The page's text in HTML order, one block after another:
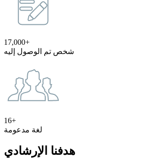
17,000+
شخص تم الوصول إليه
16+
لغة مدعومة
هدفنا الإرشادي